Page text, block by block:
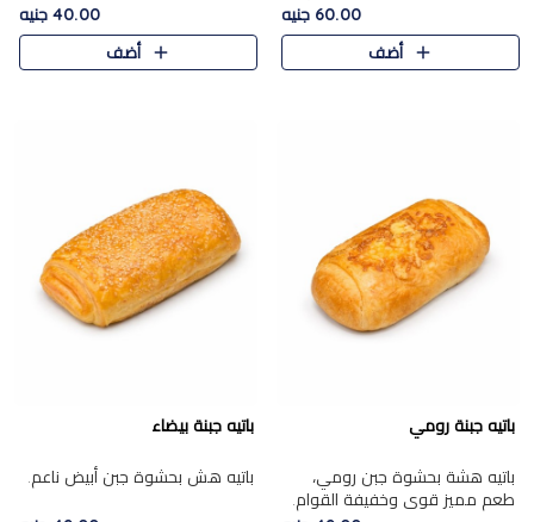
60.00 جنيه
أضف
40.00 جنيه
أضف
باتيه جبنة رومي
باتيه هشة بحشوة جبن رومي،
طعم مميز قوي وخفيفة القوام.
باتيه جبنة بيضاء
باتيه هش بحشوة جبن أبيض ناعم.